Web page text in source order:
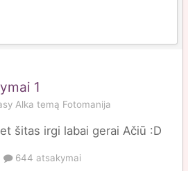
1
Alka temą Fotomanija
šitas irgi labai gerai Ačiū :D
644 atsakymai